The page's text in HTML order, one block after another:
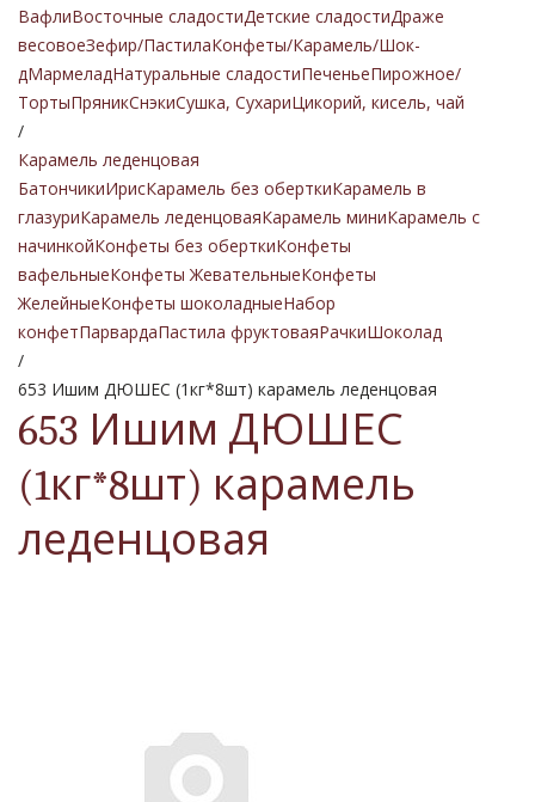
ВафлиВосточные сладостиДетские сладостиДраже
весовоеЗефир/ПастилаКонфеты/Карамель/Шок-
дМармеладНатуральные сладостиПеченьеПирожное/
ТортыПряникСнэкиСушка, СухариЦикорий, кисель, чай
/
Карамель леденцовая
БатончикиИрисКарамель без оберткиКарамель в
глазуриКарамель леденцоваяКарамель миниКарамель с
начинкойКонфеты без оберткиКонфеты
вафельныеКонфеты ЖевательныеКонфеты
ЖелейныеКонфеты шоколадныеНабор
конфетПарвардаПастила фруктоваяРачкиШоколад
/
653 Ишим ДЮШЕС (1кг*8шт) карамель леденцовая
653 Ишим ДЮШЕС
(1кг*8шт) карамель
леденцовая